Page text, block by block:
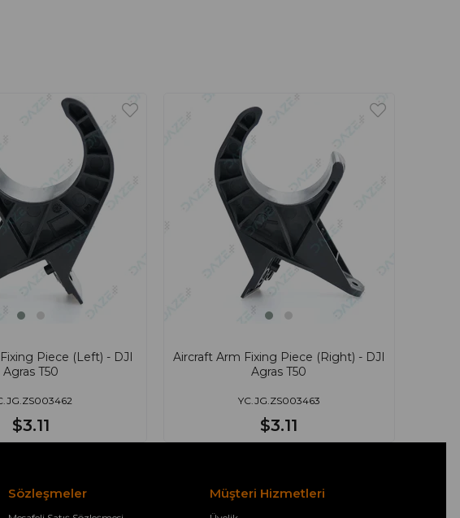
Piece (Left) - DJI
Agras T50
$3.11
Aircraft Arm Fixing Piece (Right) - DJI
Agras T50
YC.JG.ZS003463
$3.11
Sözleşmeler Müşteri Hizmetleri